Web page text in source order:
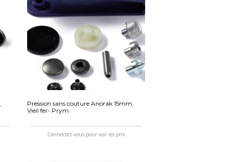
Pression sans couture Anorak 15mm,
Vieil fer- Prym
Connectez-vous pour voir les prix